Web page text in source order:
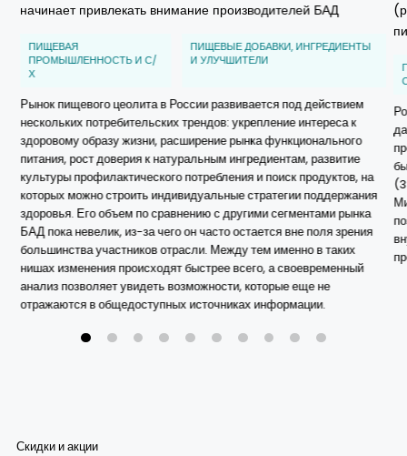
начинает привлекать внимание производителей БАД
ПИЩЕВАЯ
ПРОМЫШЛЕННОСТЬ И С/
Х
ПИЩЕВЫЕ ДОБАВКИ, ИНГРЕДИЕНТЫ
И УЛУЧШИТЕЛИ
Рынок пищевого цеолита в России развивается под действием
нескольких потребительских трендов: укрепление интереса к
здоровому образу жизни, расширение рынка функционального
питания, рост доверия к натуральным ингредиентам, развитие
культуры профилактического потребления и поиск продуктов, на
которых можно строить индивидуальные стратегии поддержания
здоровья. Его объем по сравнению с другими сегментами рынка
БАД пока невелик, из-за чего он часто остается вне поля зрения
большинства участников отрасли. Между тем именно в таких
нишах изменения происходят быстрее всего, а своевременный
анализ позволяет увидеть возможности, которые еще не
отражаются в общедоступных источниках информации.
Скидки и акции